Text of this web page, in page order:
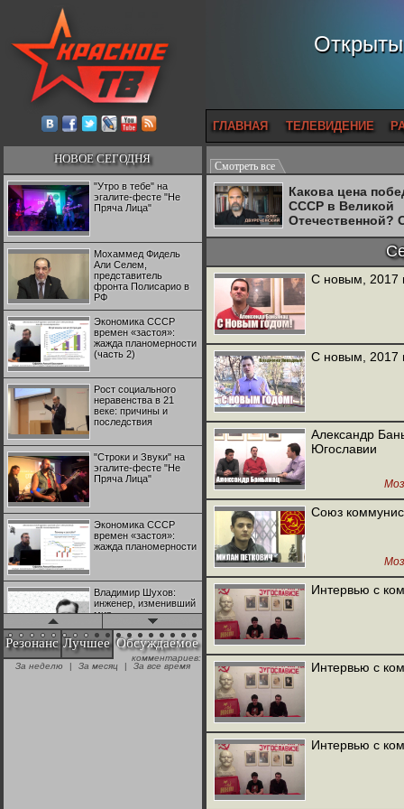
ГЛАВНАЯ ТЕЛЕВИДЕНИЕ
НОВОЕ СЕГОДНЯ
"Утро в тебе" на
эгалите-фесте "Не
Пряча Лица"
Мохаммед Фидель
Али Селем,
представитель
фронта Полисарио в
РФ
Экономика СССР
времен «застоя»:
жажда планомерности
(часть 2)
Рост социального
неравенства в 21
веке: причины и
последствия
"Строки и Звуки" на
эгалите-фесте "Не
Пряча Лица"
Экономика СССР
времен «застоя»:
жажда планомерности
Владимир Шухов:
инженер, изменивший
мир
"Аркадий Коц" на
эгалите-фесте "Не
Резонанс Лучшее Обсуждаемое
комментариев:
За неделю
| За месяц | За все время
Смотреть все
Какова цена
СССР в Великой
Отечественной?
Двуреченский о
С новым, 2017
С новым, 2017
Александр
Югославии
Союз
Интервью с
Интервью с
Интервью с